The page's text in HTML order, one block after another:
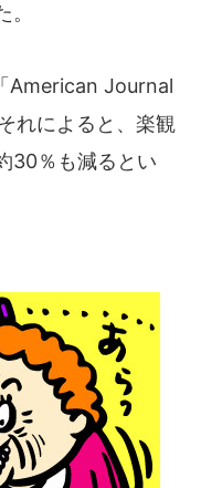
American Journal
れによると、楽観
30％も減るとい